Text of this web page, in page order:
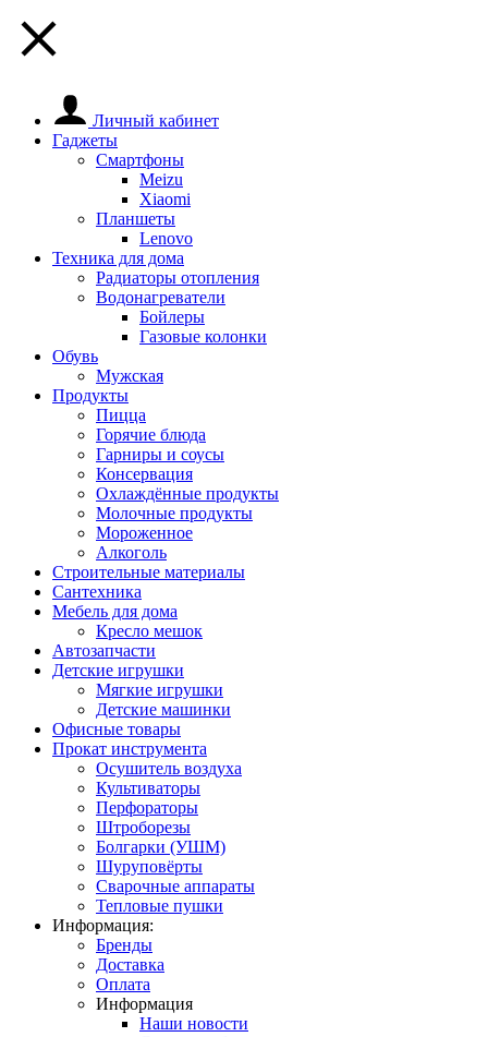
Личный кабинет
Гаджеты
Смартфоны
Meizu
Xiaomi
Планшеты
Lenovo
Техника для дома
Радиаторы отопления
Водонагреватели
Бойлеры
Газовые колонки
Обувь
Мужская
Продукты
Пицца
Горячие блюда
Гарниры и соусы
Консервация
Охлаждённые продукты
Молочные продукты
Мороженное
Алкоголь
Строительные материалы
Сантехника
Мебель для дома
Кресло мешок
Автозапчасти
Детские игрушки
Мягкие игрушки
Детские машинки
Офисные товары
Прокат инструмента
Осушитель воздуха
Культиваторы
Перфораторы
Штроборезы
Болгарки (УШМ)
Шуруповёрты
Сварочные аппараты
Тепловые пушки
Информация:
Бренды
Доставка
Оплата
Информация
Наши новости